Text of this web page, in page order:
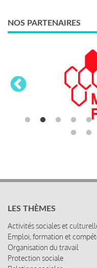
NOS PARTENAIRES
LES THÈMES
Emploi, formation et
Protection sociale
Relations sociales
Rémunération globale &
Santé au travail